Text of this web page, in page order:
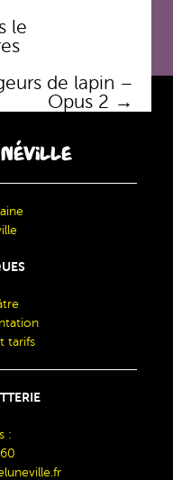
le
de lapin –
Opus 2 →
tarifs
: